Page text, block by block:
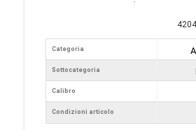
Categoria
Sottocategoria
Calibro
Condizioni articolo